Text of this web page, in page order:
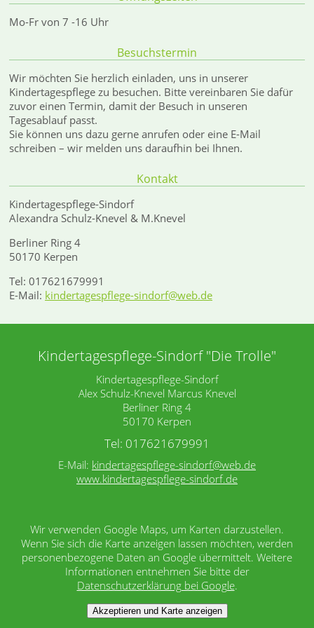
Mo-Fr von 7 -16 Uhr
Besuchstermin
Wir möchten Sie herzlich einladen, uns in unserer
Kindertagespflege zu besuchen. Bitte vereinbaren Sie dafür
zuvor einen Termin, damit der Besuch in unseren
Tagesablauf passt.
Sie können uns dazu gerne anrufen oder eine E-Mail
schreiben – wir melden uns daraufhin bei Ihnen.
Kontakt
Kindertagespflege-Sindorf
Alexandra Schulz-Knevel & M.Knevel
Berliner Ring 4
50170 Kerpen
Tel: 017621679991
E-Mail: kindertagespflege-sindorf@web.de
Kindertagespflege-Sindorf "Die Trolle"
Kindertagespflege-Sindorf
Alex Schulz-Knevel Marcus Knevel
Berliner Ring 4
50170 Kerpen
Tel: 017621679991
E-Mail: kindertagespflege-sindorf@web.de
www.kindertagespflege-sindorf.de
Wir verwenden Google Maps, um Karten darzustellen.
Wenn Sie sich die Karte anzeigen lassen möchten, werden
personenbezogene Daten an Google übermittelt. Weitere
Informationen entnehmen Sie bitte der
Datenschutzerklärung bei Google.
Akzeptieren und Karte anzeigen